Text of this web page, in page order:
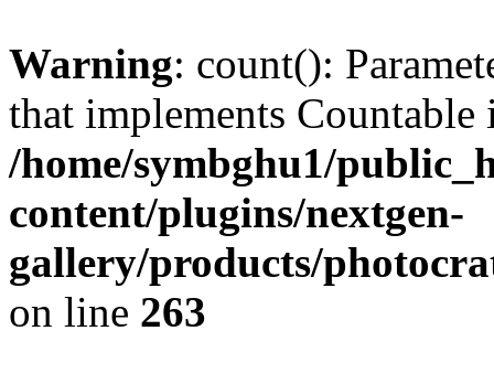
Warning: count():
that implements Countable
/home/symbghu1/
content/plugins/nextgen-
gallery/products/
on line 263